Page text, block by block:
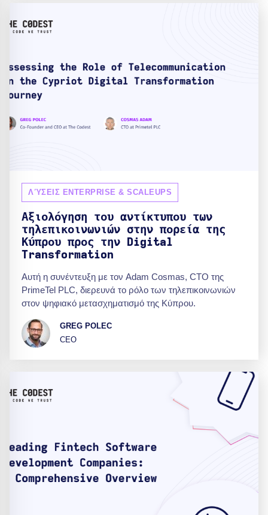
ΛΎΣΕΙΣ ENTERPRISE & SCALEUPS
Αξιολόγηση του αντίκτυπου των
τηλεπικοινωνιών στην πορεία της
Κύπρου προς την Digital
Transformation
Αυτή η συνέντευξη με τον Adam Cosmas, CTO της
PrimeTel PLC, διερευνά το ρόλο των τηλεπικοινωνιών
στον ψηφιακό μετασχηματισμό της Κύπρου.
GREG POLEC
CEO